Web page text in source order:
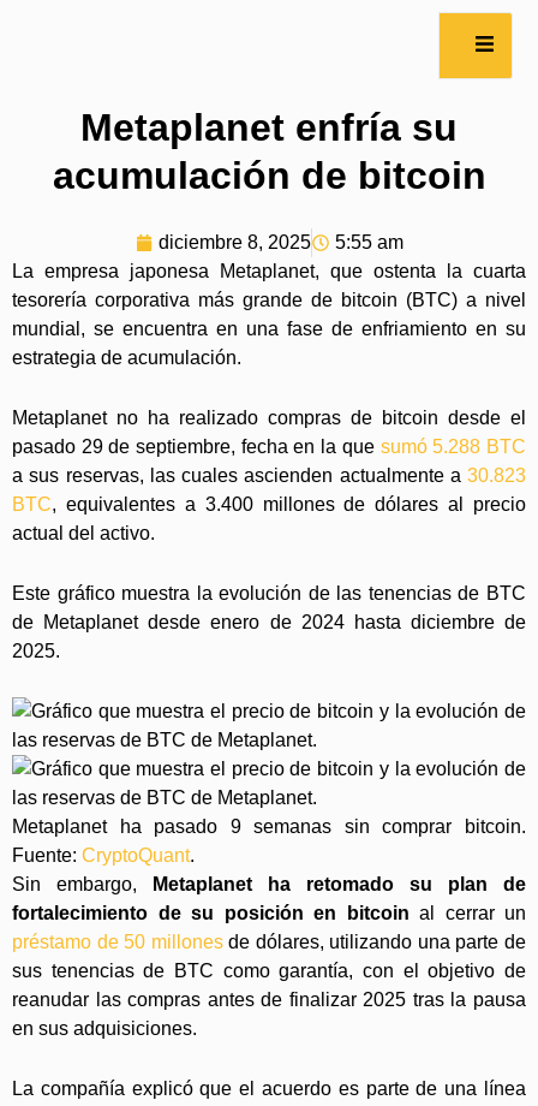
Metaplanet enfría su
acumulación de bitcoin
diciembre 8, 2025
5:55 am
La empresa japonesa Metaplanet, que ostenta la cuarta
tesorería corporativa más grande de bitcoin (BTC) a nivel
mundial, se encuentra en una fase de enfriamiento en su
estrategia de acumulación.
Metaplanet no ha realizado compras de bitcoin desde el
pasado 29 de septiembre, fecha en la que sumó 5.288 BTC
a sus reservas, las cuales ascienden actualmente a 30.823
BTC, equivalentes a 3.400 millones de dólares al precio
actual del activo.
Este gráfico muestra la evolución de las tenencias de BTC
de Metaplanet desde enero de 2024 hasta diciembre de
2025.
Metaplanet ha pasado 9 semanas sin comprar bitcoin.
Fuente: CryptoQuant.
Sin embargo,
Metaplanet ha retomado su plan de
fortalecimiento de su posición en bitcoin al cerrar un
préstamo de 50 millonesde dólares, utilizando una parte de
sus tenencias de BTC como garantía, con el objetivo de
reanudar las compras antes de finalizar 2025 tras la pausa
en sus adquisiciones.
La compañía explicó que el acuerdo es parte de una línea